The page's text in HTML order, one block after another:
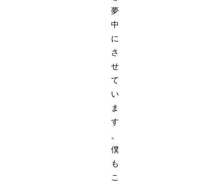
夢
中
に
さ
せ
て
い
ま
す
。
僕
も
こ